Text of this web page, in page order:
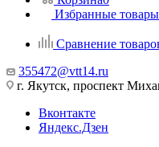
Избранные товары
Сравнение
355472@vtt14.ru
г. Якутск, проспект
Вконтакте
Яндекс.Дзен